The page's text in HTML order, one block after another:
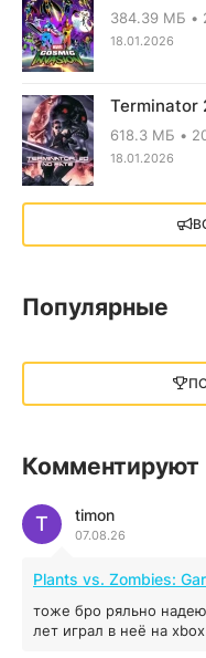
384.39 МБ
18.01.2026
Terminator
618.3 МБ
18.01.2026
X4:
13.73 GB
13 ГБ 2025
illWill
04.12.2025
MAFIA:
44.98 ГБ
04.12.2025
Популярные
Комментируют
timon
07.08.26
T
Plants vs. Zombies:
тоже бро ряльно
лет играл в неё на